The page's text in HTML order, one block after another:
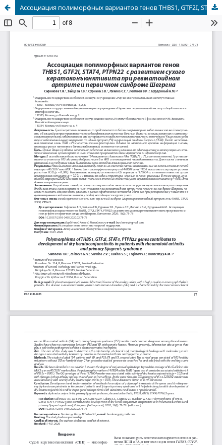
Ассоциация полиморфных вариантов генов THBS1, GTF2I, STAT4, PTPN22 с развитием сухого кератоконъюнктивита при ревматоидном артрите и первичном синдроме Шегрена